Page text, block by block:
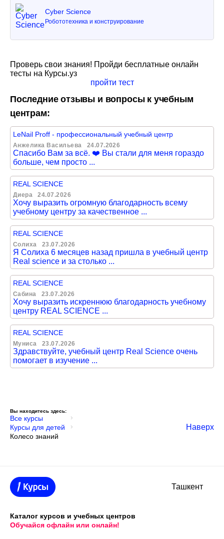
Cyber Science
Робототехника и конструирование
Проверь свои знания! Пройди бесплатные онлайн
тесты на Курсы.уз
пройти тест
Последние отзывы и вопросы к учебным
центрам:
LeNail Proff - профессиональный учебный центр
Анжелика Васильева 24.07.2026
Спасибо Вам за всё. ❤️ Вы стали для меня гораздо
больше, чем просто ...
REAL SCIENCE
Диера 24.07.2026
Хочу выразить огромную благодарность всему
учебному центру за качественное ...
REAL SCIENCE
Солиха 23.07.2026
Я Солиха 6 месяцев назад пришла в учебный центр
Real science и за столько ...
REAL SCIENCE
Сабина 23.07.2026
Хочу выразить искреннюю благодарность учебному
центру REAL SCIENCE ...
REAL SCIENCE
Муниса 23.07.2026
Здравствуйте, учебный центр Real Science очень
помогает в изучение ...
Вы находитесь здесь:
Все курсы
Курсы для детей
Колесо знаний
Наверх
Ташкент
Каталог курсов и учебных центров
Обучайся офлайн или онлайн!